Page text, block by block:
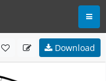
Download